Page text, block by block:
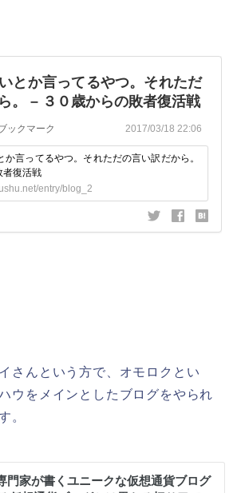
さんという方で、オモロクとい
ウをメインとしたブログをやられ
。